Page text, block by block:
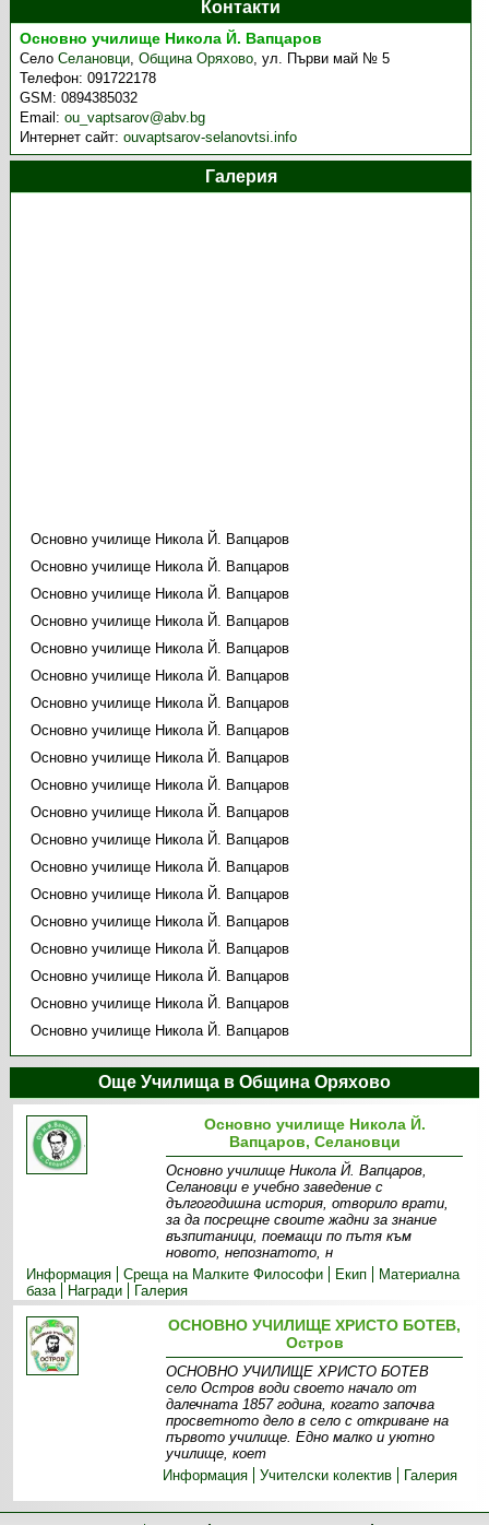
Контакти
Основно училище Никола Й. Вапцаров
СелоСелановци,Община Оряхово,ул. Първи май № 5
Телефон:091722178
GSM:0894385032
Email:ou_vaptsarov@abv.bg
Интернет сайт:ouvaptsarov-selanovtsi.info
Галерия
Основно училище Никола Й. Вапцаров
Основно училище Никола Й. Вапцаров
Основно училище Никола Й. Вапцаров
Основно училище Никола Й. Вапцаров
Основно училище Никола Й. Вапцаров
Основно училище Никола Й. Вапцаров
Основно училище Никола Й. Вапцаров
Основно училище Никола Й. Вапцаров
Основно училище Никола Й. Вапцаров
Основно училище Никола Й. Вапцаров
Основно училище Никола Й. Вапцаров
Основно училище Никола Й. Вапцаров
Основно училище Никола Й. Вапцаров
Основно училище Никола Й. Вапцаров
Основно училище Никола Й. Вапцаров
Основно училище Никола Й. Вапцаров
Основно училище Никола Й. Вапцаров
Основно училище Никола Й. Вапцаров
Основно училище Никола Й. Вапцаров
Още Училища в Община Оряхово
Основно училище Никола Й.
Вапцаров, Селановци
Основно училище Никола Й. Вапцаров,
Селановци е учебно заведение с
дългогодишна история, отворило врати,
за да посрещне своите жадни за знание
възпитаници, поемащи по пътя към
новото, непознатото, н
Информация
Среща на Малките Философи Екип
Материална
база
Награди Галерия
ОСНОВНО УЧИЛИЩЕ ХРИСТО БОТЕВ,
Остров
ОСНОВНО УЧИЛИЩЕ ХРИСТО БОТЕВ
село Остров води своето начало от
далечната 1857 година, когато започва
просветното дело в село с откриване на
първото училище. Едно малко и уютно
училище, коет
Информация
Учителски колектив Галерия